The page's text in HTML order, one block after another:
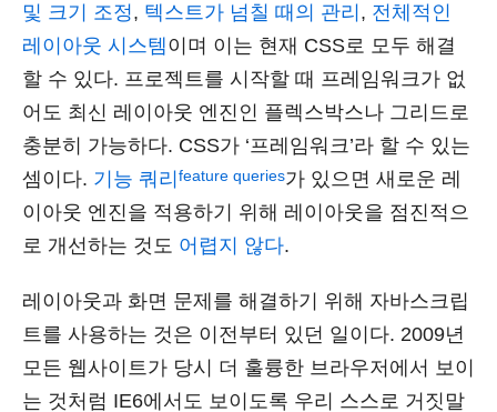
및 크기 조정, 텍스트가 넘칠 때의 관리 , 전체적인
레이아웃 시스템이며 이는 현재 CSS로 모두 해결
할 수 있다. 프로젝트를 시작할 때 프레임워크가 없
어도 최신 레이아웃 엔진인 플렉스박스나 그리드로
충분히 가능하다. CSS가 ‘프레임워크’라 할 수 있는
셈이다. 기능 쿼리 feature queries가 있으면 새로운 레
이아웃 엔진을 적용하기 위해 레이아웃을 점진적으
로 개선하는 것도 어렵지 않다.
레이아웃과 화면 문제를 해결하기 위해 자바스크립
트를 사용하는 것은 이전부터 있던 일이다. 2009년
모든 웹사이트가 당시 더 훌륭한 브라우저에서 보이
는 것처럼 IE6에서도 보이도록 우리 스스로 거짓말